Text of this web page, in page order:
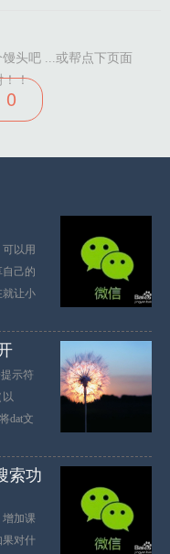
头吧 ...或帮点下页面
！！
0
以用
己的
就让小
示符
dat文
索功
增加课
果对什